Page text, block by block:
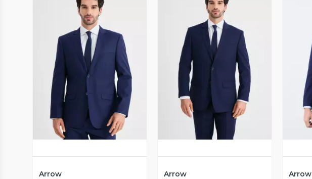
Vista Previa
Arrow
Vista Previa
Arrow
Arrow